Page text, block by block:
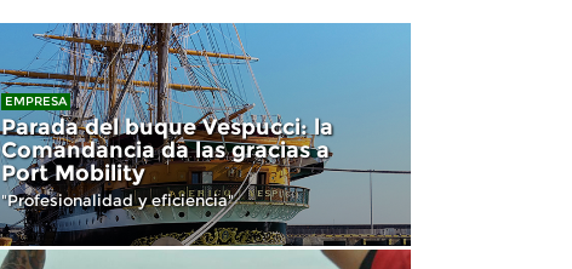
EMPRESA
Parada del buque Vespucci: la
Comandancia da las gracias a
Port Mobility
"Profesionalidad y eficiencia"